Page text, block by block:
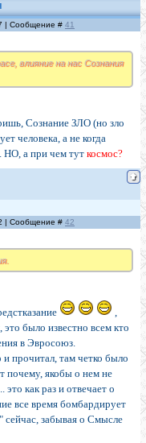
| Сообщение # 41
влияние на нас Сознания
Сознание ЗЛО (но зло
человека, а не когда
НО, а при чем тут космос?
| Сообщение # 42
,
было известно всем кто
в Эвросоюз.
и прочитал, там четко было
почему, якобы о нем не
как раз и отвечает о
все время бомбардирует
сейчас, забывая о Смысле